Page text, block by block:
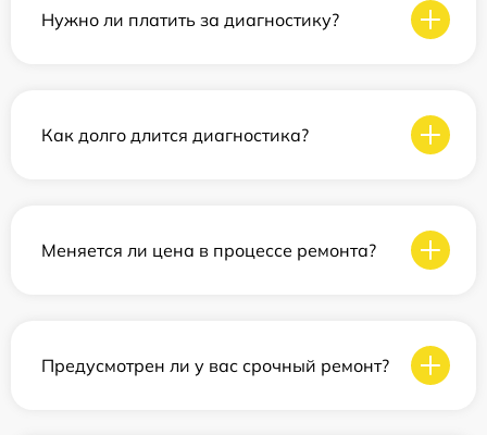
Нужно ли платить за диагностику?
Как долго длится диагностика?
Меняется ли цена в процессе ремонта?
Предусмотрен ли у вас срочный ремонт?